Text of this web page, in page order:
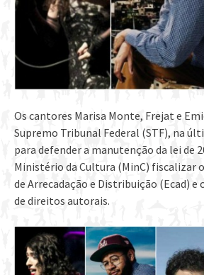
Os cantores Marisa Monte, Frejat e
Supremo Tribunal Federal (STF), na
para defender a manutenção da lei de
Ministério da Cultura (MinC) fiscalizar
de Arrecadação e Distribuição (Ecad)
de direitos autorais.